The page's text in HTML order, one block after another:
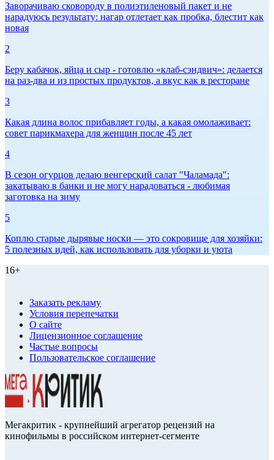
Заворачиваю сковороду в полиэтиленовый пакет и не
нарадуюсь результату: нагар отлетает как пробка, блестит как
новая
2
Беру кабачок, яйца и сыр - готовлю «клаб-сэндвич»: делается
на раз-два и из простых продуктов, а вкус как в ресторане
3
Какая длина волос прибавляет годы, а какая омолаживает:
совет парикмахера для женщин после 45 лет
4
В сезон огурцов делаю венгерский салат "Чаламада":
закатываю в банки и не могу нарадоваться - любимая
заготовка на зиму
5
Коплю старые дырявые носки — это сокровище для хозяйки:
5 полезных идей, как использовать для уборки и уюта
16+
Заказать рекламу
Условия перепечатки
О сайте
Лицензионное соглашение
Частые вопросы
Пользовательское соглашение
Мегакритик - крупнейший агрегатор рецензий на
кинофильмы в российском интернет-сегменте